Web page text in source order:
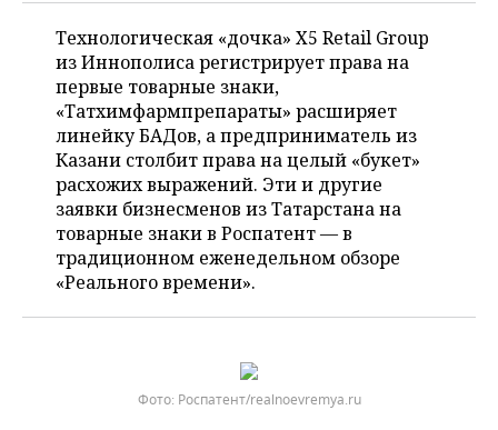
КИБЕРСПОРТ
ФИГУРНОЕ КАТАНИЕ
ВОДНЫЕ ВИДЫ СПОРТА
ХОККЕЙ С МЯЧОМ
КУЛЬТУРА
МЕДИЦИНА
ОБРАЗОВАНИЕ
ПРОИСШЕСТВИЯ
СПИСОК КОМПАНИЙ
Технологическая «дочка» Х5 Retail Group
из Иннополиса регистрирует права на
первые товарные знаки,
«Татхимфармпрепараты» расширяет
линейку БАДов, а предприниматель из
Казани столбит права на целый «букет»
расхожих выражений. Эти и другие
заявки бизнесменов из Татарстана на
товарные знаки в Роспатент — в
традиционном еженедельном обзоре
«Реального времени».
Роспатент/realnoevremya.ru